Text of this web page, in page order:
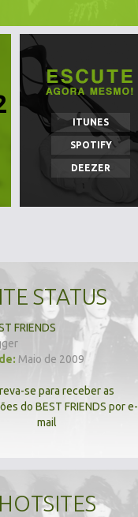
ITUNES
SPOTIFY
DEEZER
STATUS
FRIENDS
Maio de 2009
se para receber as
do BEST FRIENDS por e-
mail
HOTSITES